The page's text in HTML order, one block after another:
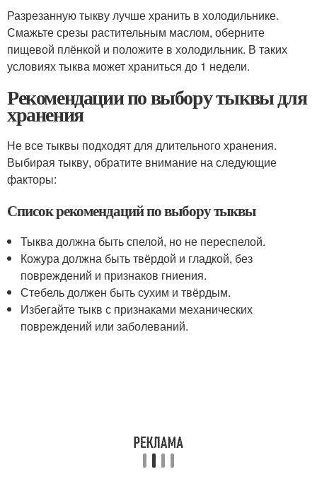
Разрезанную тыкву лучше хранить в холодильнике.
Смажьте срезы растительным маслом, оберните
пищевой плёнкой и положите в холодильник. В таких
условиях тыква может храниться до 1 недели.
Рекомендации по выбору тыквы для
хранения
Не все тыквы подходят для длительного хранения.
Выбирая тыкву, обратите внимание на следующие
факторы:
Список рекомендаций по выбору тыквы
Тыква должна быть спелой, но не переспелой.
Кожура должна быть твёрдой и гладкой, без
повреждений и признаков гниения.
Стебель должен быть сухим и твёрдым.
Избегайте тыкв с признаками механических
повреждений или заболеваний.